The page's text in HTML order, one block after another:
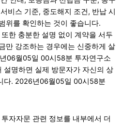
비스 기준, 중도해지 조건, 반납 시
위를 확인하는 것이 좋습니다.
한 충분한 설명 없이 계약을 서두
만 강조하는 경우에는 신중하게 살
06월05일 00시58분 투자연구소
설명하면 실제 방문자가 자신의 상
다. 2026년06월05일 00시58분
자자문 관련 정보를 내부에서 더